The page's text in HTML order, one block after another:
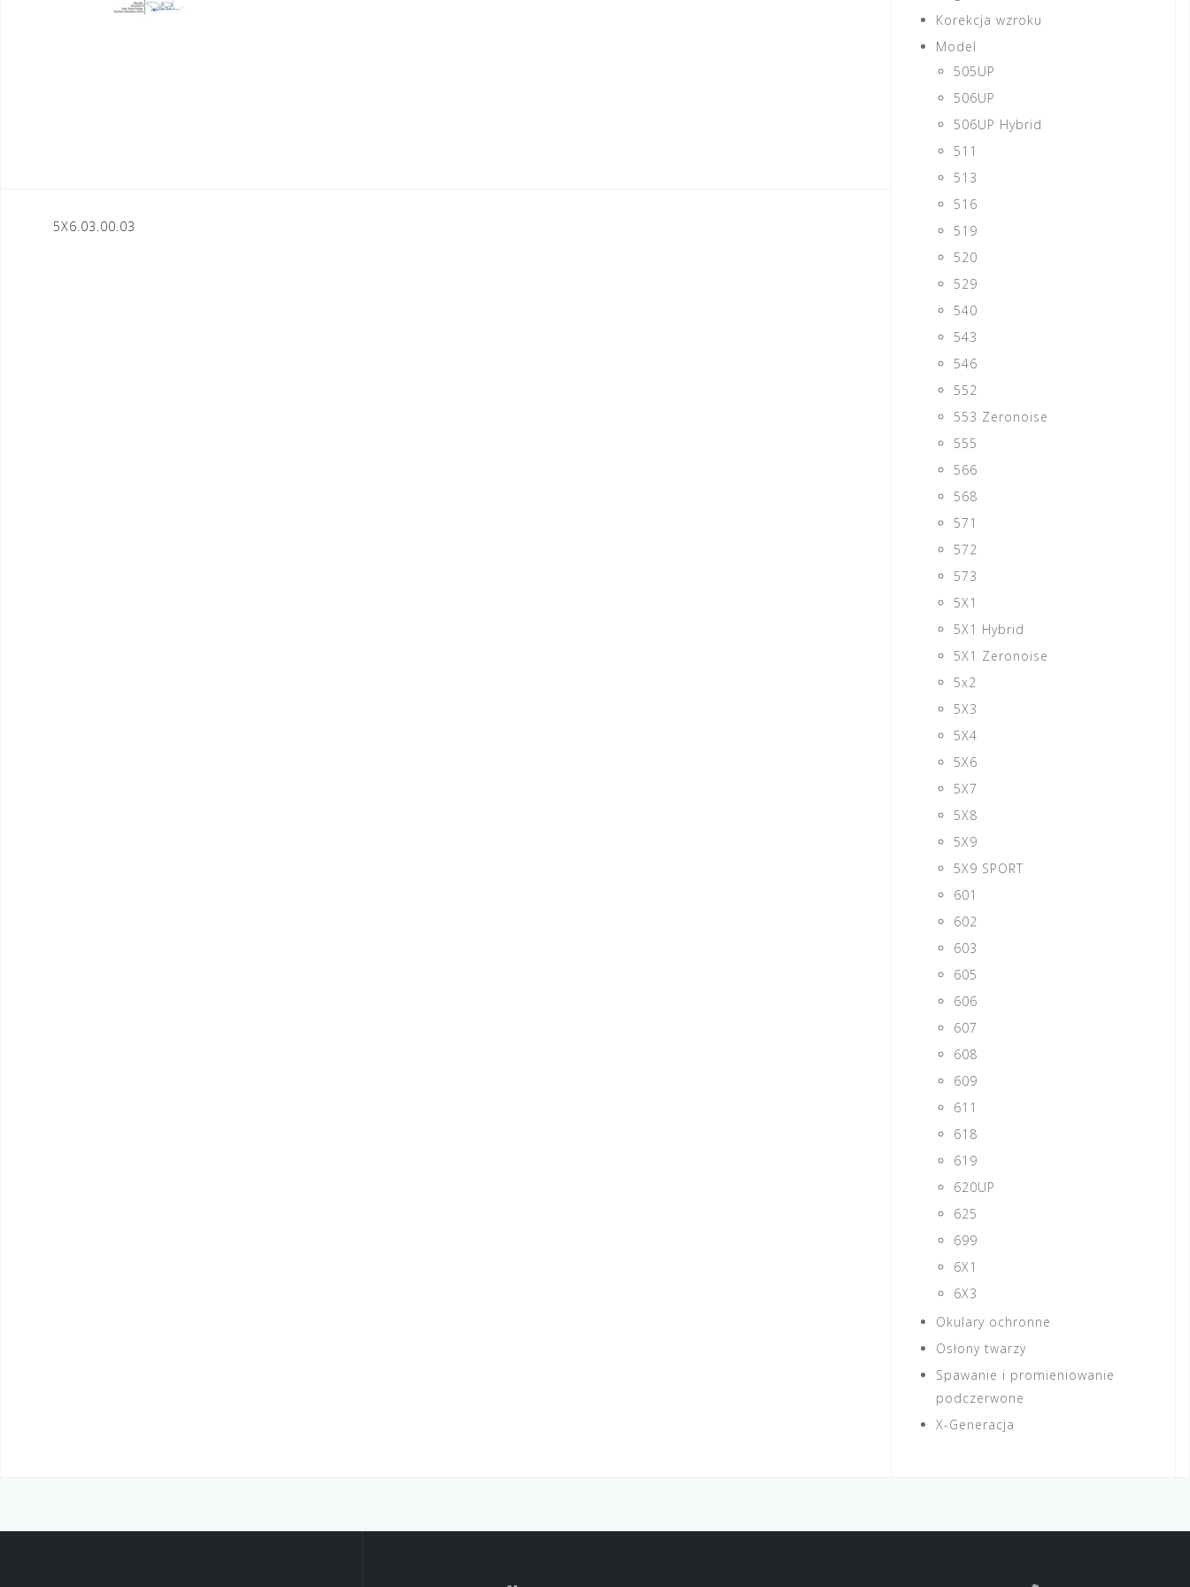
Nawigacja
5X6.03.00.03
Korekcja wzroku
Model
505UP
506UP
506UP Hybrid
511
513
516
519
520
529
540
543
546
552
553 Zeronoise
555
566
568
571
572
573
5X1
5X1 Hybrid
5X1 Zeronoise
5x2
5X3
5X4
5X6
5X7
5X8
5X9
5X9 SPORT
601
602
603
605
606
607
608
609
611
618
619
620UP
625
699
6X1
6X3
Okulary ochronne
Osłony twarzy
Spawanie i promieniowanie
podczerwone
X-Generacja